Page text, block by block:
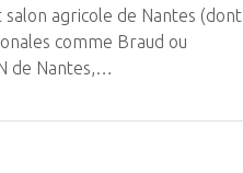
agricole de Nantes (dont
comme Braud ou
de Nantes,…